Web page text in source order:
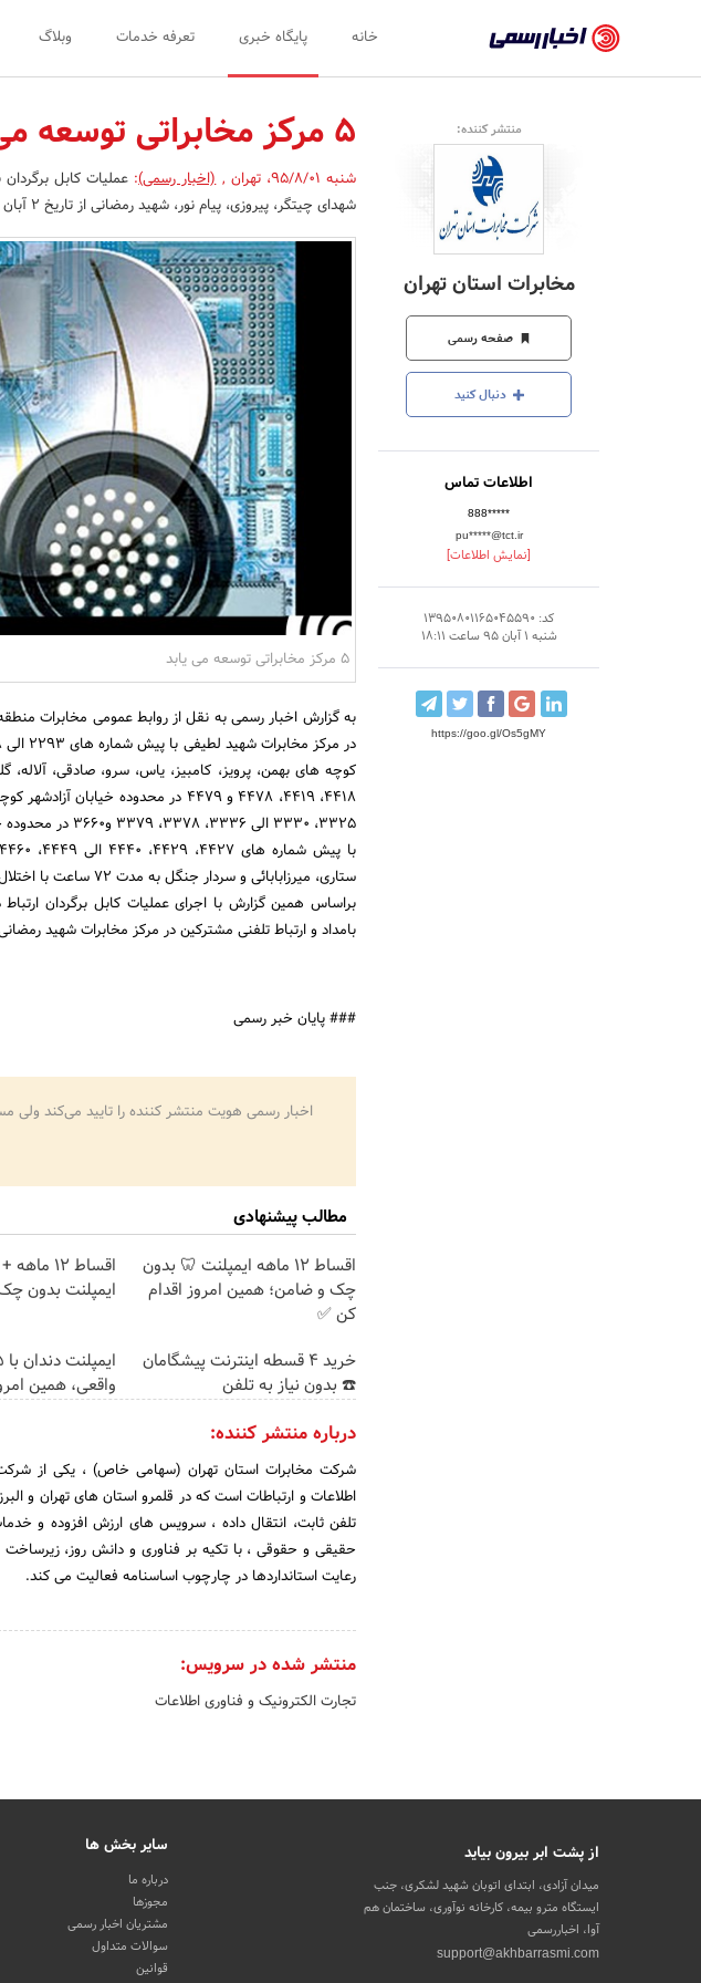
رسمی
-
اخبار
تایید
شده
شرکت‌ها،
سازمان‌ها
و
روابط
عمومی‌ها
خانه پایگاه خبری تعرفه خدمات وبلاگ
منتشر کننده:
مخابرات استان تهران
صفحه رسمی
دنبال کنید
اطلاعات تماس
888*****
pu*****@tct.ir
[نمایش اطلاعات]
کد: 13950801165045590
شنبه 1 آبان 95 ساعت 18:11
https://goo.gl/Os5gMY
5 مرکز مخابراتی توسعه می یابد
شنبه 95/8/01 ،تهران ,(اخبار رسمی): عملیات کابل
شهدای چیتگر، پیروزی، پیام نور، شهید رمضانی از تاریخ 2 آبان ماه آغاز می شود.
5 مرکز مخابراتی توسعه می یابد
به گزارش اخبار رسمی به نقل از روابط عمومی مخابرات منطقه
کوچه های بهمن، پرویز، کامبیز، یاس، سرو، صادقی،
3325، 3330 الی
ستاری، میرزابابائی و سردار جنگل به مدت 72 ساعت با اختلال همراه است.
بامداد و ارتباط تلفنی مشترکین در مرکز مخابرات شهید رمضانی از ساعت 2 بامداد به مدت 4 ساعت
### پایان خبر رسمی
اخبار رسمی هویت منتشر کننده را تایید می‌کند
مطالب پیشنهادی
اقساط ۱۲ ماهه ایمپلنت 🦷 بدون
چک و ضامن؛ همین امروز اقدام
کن ✅
اقساط 12
ایمپلنت بدون
خرید 4 قسطه اینترنت پیشگامان
☎️ بدون نیاز به تلفن
واقعی، همین
درباره منتشر کننده:
شرکت مخابرات استان تهران (سهامی خاص) ، یکی از
اطلاعات و ارتباطات است که در قلمرو استان های تهران و
حقیقی و حقوقی ، با تکیه بر فناوری و دانش روز،
رعایت استانداردها در چارچوب اساسنامه فعالیت می کند.
منتشر شده در سرویس:
تجارت الکترونیک و فناوری اطلاعات
از پشت ابر بیرون بیاید
میدان آزادی، ابتدای اتوبان شهید لشکری، جنب
ایستگاه مترو بیمه، کارخانه نوآوری، ساختمان هم
آوا، اخباررسمی
support@akhbarrasmi.com
سایر بخش ها
درباره ما
مجوزها
مشتریان اخبار رسمی
سوالات متداول
قوانین